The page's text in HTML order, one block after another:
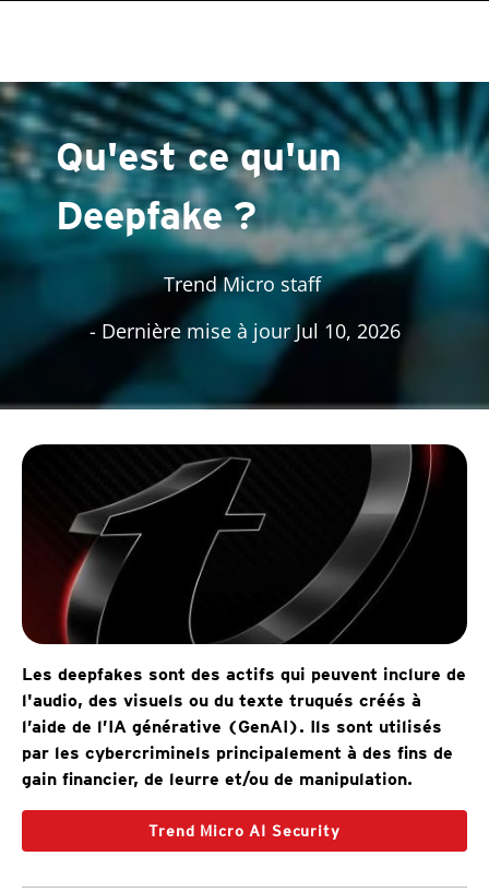
Qu'est ce qu'un
Deepfake ?
Trend Micro staff
- Dernière mise à jour Jul 10, 2026
Les deepfakes sont des actifs qui peuvent inclure de
l'audio, des visuels ou du texte truqués créés à
l’aide de l’IA générative (GenAI). Ils sont utilisés
par les cybercriminels principalement à des fins de
gain financier, de leurre et/ou de manipulation.
Trend Micro AI Security
Products